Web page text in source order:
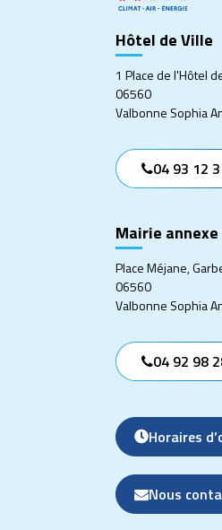
Hôtel de Ville
1 Place de l'Hôtel
06560
Valbonne Sophia
04 93 12
Mairie annexe
Place Méjane,
06560
Valbonne Sophia
04 92 98
Horaires
Nous